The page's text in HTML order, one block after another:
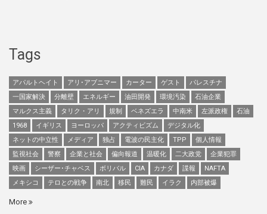
Tags
アパルトヘイト アリ･アブニマー カーター ゲスト
パレスチナ
一国家解決
分離壁 エネルギー 油田開発 環境汚染
石油企業
マルクス主義
タリク・アリ 規制 ベネズエラ 中南米 左派政権
石油
1968
イギリス ヨーロッパ アクティビズム
デジタル化
ネットの中立性
メディア 独占 電波の民主化 TPP
個人情報
監視社会
警察 企業と社会 偏向報道 温暖化 二大政党
企業犯罪
映画
シーザー･チャベス ボリバル CIA カナダ 諜報
NAFTA
メキシコ
テロとの戦争 南北 移民 難民 イラク 内部被爆
More